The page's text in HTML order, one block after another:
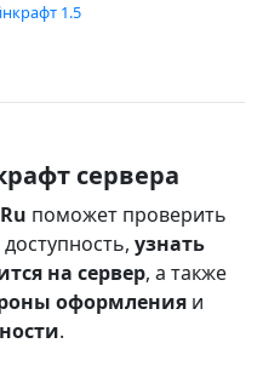
1.5
сервера
поможет проверить
узнать
на сервер, а также
оформления и
.